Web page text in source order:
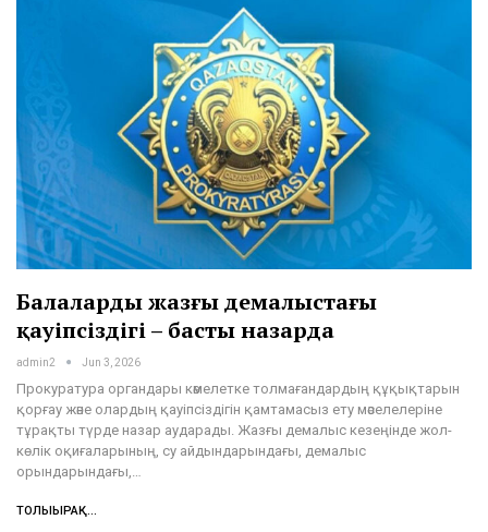
Балалардың жазғы демалыстағы
қауіпсіздігі – басты назарда
admin2 Jun 3, 2026
Прокуратура органдары кәмелетке толмағандардың құқықтарын
қорғау және олардың қауіпсіздігін қамтамасыз ету мәселелеріне
тұрақты түрде назар аударады. Жазғы демалыс кезеңінде жол-
көлік оқиғаларының, су айдындарындағы, демалыс
орындарындағы,…
ТОЛЫҒЫРАҚ...